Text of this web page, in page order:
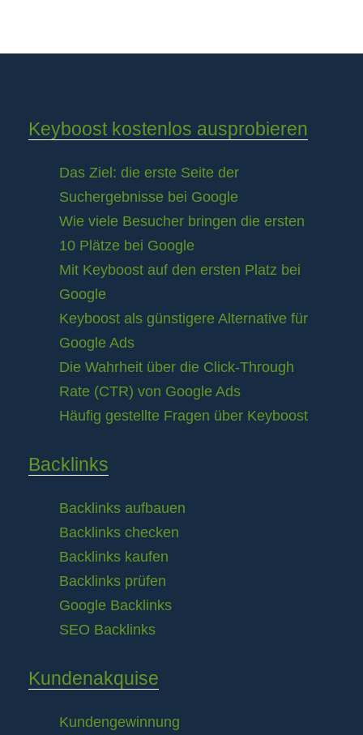
Keyboost kostenlos ausprobieren
Das Ziel: die erste Seite der
Suchergebnisse bei Google
Wie viele Besucher bringen die ersten
10 Plätze bei Google
Mit Keyboost auf den ersten Platz bei
Google
Keyboost als günstigere Alternative für
Google Ads
Die Wahrheit über die Click-Through
Rate (CTR) von Google Ads
Häufig gestellte Fragen über Keyboost
Backlinks
Backlinks aufbauen
Backlinks checken
Backlinks kaufen
Backlinks prüfen
Google Backlinks
SEO Backlinks
Kundenakquise
Kundengewinnung